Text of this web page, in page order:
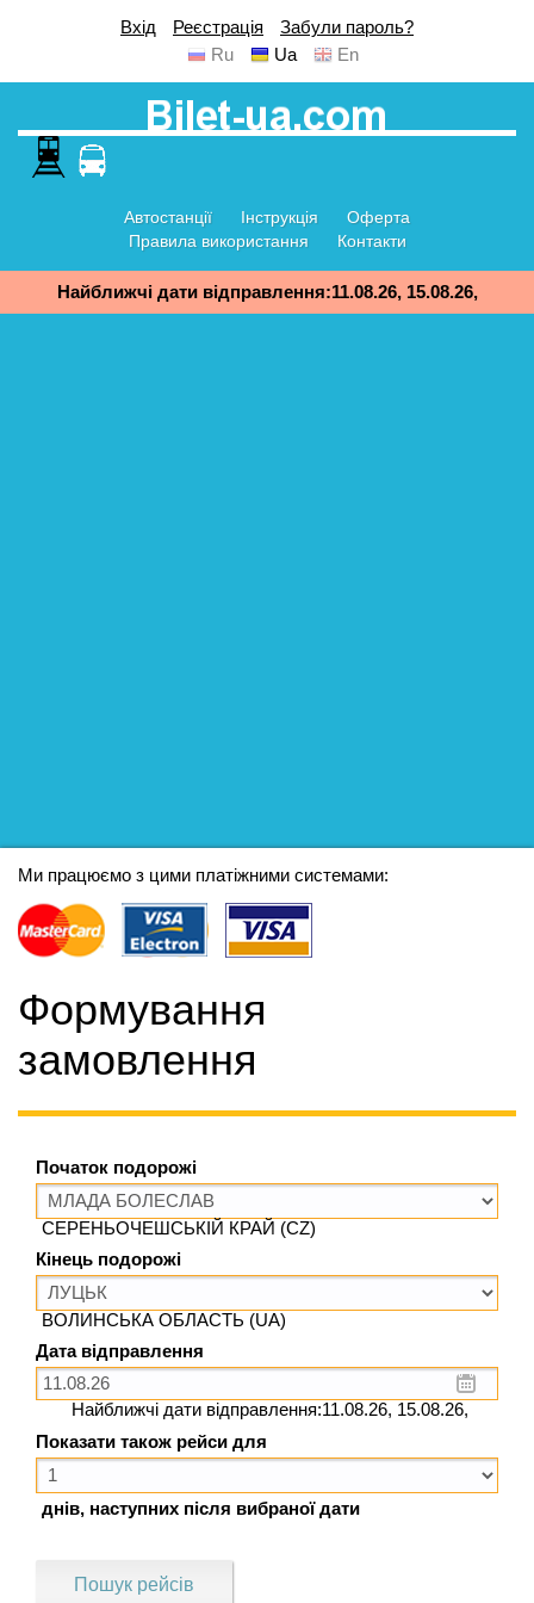
Вхід Реєстрація
Забули пароль?
Ru
Ua En
Автостанції Інструкція
Оферта
Правила використання
Контакти
Найближчі дати відправлення:11.08.26, 15.08.26,
Ми працюємо з цими платіжними системами:
Формування
замовлення
Початок подорожі
СЕРЕНЬОЧЕШСЬКІЙ КРАЙ (CZ)
Кінець подорожі
ВОЛИНСЬКА ОБЛАСТЬ (UA)
Дата відправлення
Найближчі дати відправлення:11.08.26, 15.08.26,
Показати також рейси для
днів, наступних після вибраної дати
Пошук рейсів